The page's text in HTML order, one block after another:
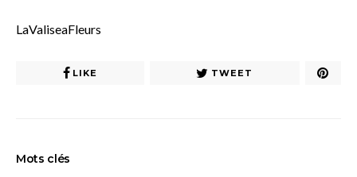
LaValiseaFleurs
LIKE TWEET
Mots clés